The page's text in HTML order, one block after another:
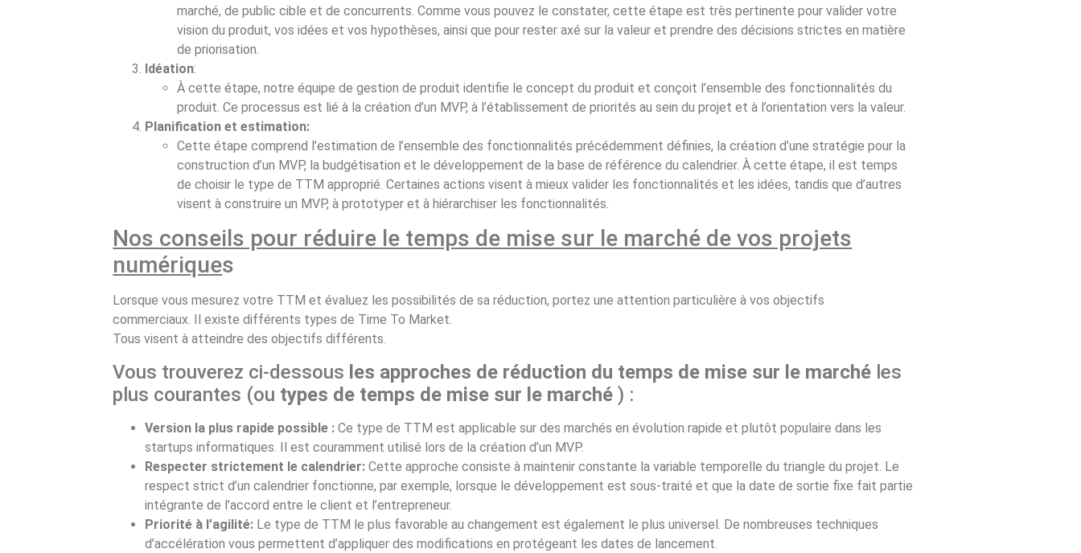
marché, de public cible et de concurrents. Comme vous pouvez le constater, cette étape est très pertinente pour valider votre
vision du produit, vos idées et vos hypothèses, ainsi que pour rester axé sur la valeur et prendre des décisions strictes en matière
de priorisation.
Idéation:
À cette étape, notre équipe de gestion de produit identifie le concept du produit et conçoit l’ensemble des fonctionnalités du
produit. Ce processus est lié à la création d’un MVP, à l’établissement de priorités au sein du projet et à l’orientation vers la valeur.
Planification et estimation:
Cette étape comprend l’estimation de l’ensemble des fonctionnalités précédemment définies, la création d’une stratégie pour la
construction d’un MVP, la budgétisation et le développement de la base de référence du calendrier. À cette étape, il est temps
de choisir le type de TTM approprié. Certaines actions visent à mieux valider les fonctionnalités et les idées, tandis que d’autres
visent à construire un MVP, à prototyper et à hiérarchiser les fonctionnalités.
Nos conseils pour réduire le temps de mise sur le marché de vos projets
numériques
Lorsque vous mesurez votre TTM et évaluez les possibilités de sa réduction, portez une attention particulière à vos objectifs
commerciaux. Il existe différents types de Time To Market.
Tous visent à atteindre des objectifs différents.
Vous trouverez ci-dessous les approches de réduction du temps de mise sur le marché les
plus courantes (ou types de temps de mise sur le marché ) :
Version la plus rapide possible :Ce type de TTM est applicable sur des marchés en évolution rapide et plutôt populaire dans les
startups informatiques. Il est couramment utilisé lors de la création d’un MVP.
Respecter strictement le calendrier: Cette approche consiste à maintenir constante la variable temporelle du triangle du projet. Le
respect strict d’un calendrier fonctionne, par exemple, lorsque le développement est sous-traité et que la date de sortie fixe fait partie
intégrante de l’accord entre le client et l’entrepreneur.
Priorité à l’agilité: Le type de TTM le plus favorable au changement est également le plus universel. De nombreuses techniques
d’accélération vous permettent d’appliquer des modifications en protégeant les dates de lancement.